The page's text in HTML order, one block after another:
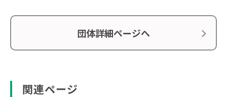
団体詳細ページへ
関連ページ